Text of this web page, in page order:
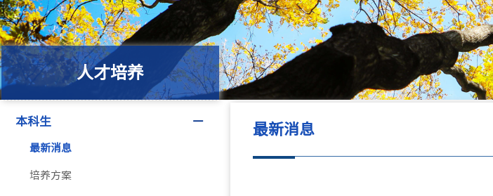
人才培养
本科生
最新消息
培养方案
最新消息